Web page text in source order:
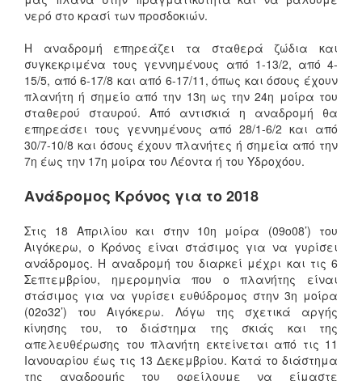
νερό στο κρασί των προσδοκιών.
Η αναδρομή επηρεάζει τα σταθερά ζώδια και
συγκεκριμένα τους γεννημένους από 1-13/2, από 4-
15/5, από 6-17/8 και από 6-17/11, όπως και όσους έχουν
πλανήτη ή σημείο από την 13η ως την 24η μοίρα του
σταθερού σταυρού. Από αντισκιά η αναδρομή θα
επηρεάσει τους γεννημένους από 28/1-6/2 και από
30/7-10/8 και όσους έχουν πλανήτες ή σημεία από την
7η έως την 17η μοίρα του Λέοντα ή του Υδροχόου.
Ανάδρομος Κρόνος για το 2018
Στις 18 Απριλίου και στην 10η μοίρα (09ο08’) του
Αιγόκερω, ο Κρόνος είναι στάσιμος για να γυρίσει
ανάδρομος. Η αναδρομή του διαρκεί μέχρι και τις 6
Σεπτεμβρίου, ημερομηνία που ο πλανήτης είναι
στάσιμος για να γυρίσει ευθύδρομος στην 3η μοίρα
(02ο32’) του Αιγόκερω. Λόγω της σχετικά αργής
κίνησης του, το διάστημα της σκιάς και της
απελευθέρωσης του πλανήτη εκτείνεται από τις 11
Ιανουαρίου έως τις 13 Δεκεμβρίου. Κατά το διάστημα
της αναδρομής του οφείλουμε να είμαστε